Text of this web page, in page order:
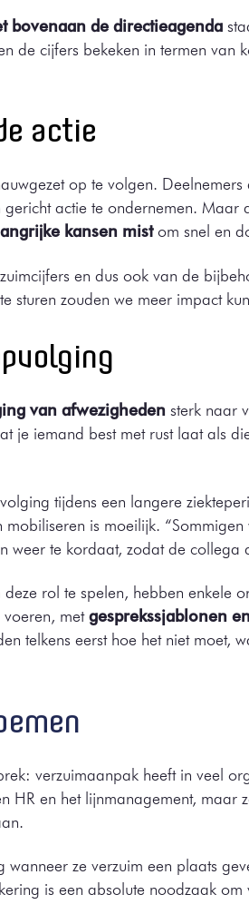
bovenaan de directieagenda
de cijfers bekeken in termen van
actie
op te volgen.
actie te ondernemen.
kansen mistom snel en
en dus ook van de
sturen zouden we meer impact
van afwezigheden sterk naar
je iemand best met rust laat als
tijdens een langere
is moeilijk.
weer te kordaat, zodat de collega
rol te spelen, hebben enkele
metgesprekssjablonen
telkens eerst hoe het niet
verzuimaanpak heeft in veel
HR en het lijnmanagement,
ze verzuim een plaats
is een absolute noodzaak om